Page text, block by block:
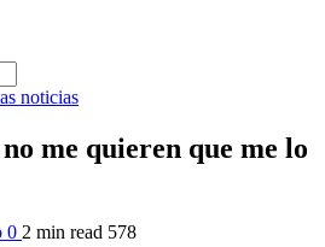
noticias
me quieren que me lo
0 2 min read 578